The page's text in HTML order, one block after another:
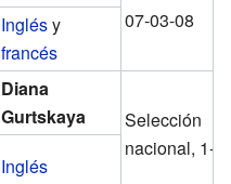
07-03-08
Inglésy
francés
Diana
Gurtskaya
Selección
nacional, 1-
Inglés